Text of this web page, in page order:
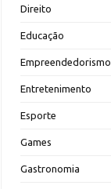
Direito
Educação
Empreendedorismo
Entretenimento
Esporte
Games
Gastronomia